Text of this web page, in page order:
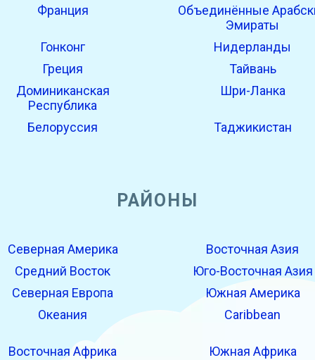
Франция
Объединённые
Эмираты
Гонконг
Нидерланды
Греция
Тайвань
Доминиканская
Республика
Шри-Ланка
Белоруссия Таджикистан
РАЙОНЫ
Северная Америка
Восточная Азия
Средний Восток
Юго-Восточная Азия
Северная Европа
Южная Америка
Океания Caribbean
Восточная Африка Южная Африка